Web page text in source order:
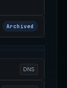
Archived
DNS